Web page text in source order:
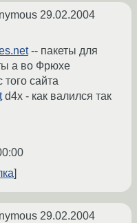
29.02.2004
-- пакеты для
а во Фрюхе
сайта
d4x - как валился так
29.02.2004